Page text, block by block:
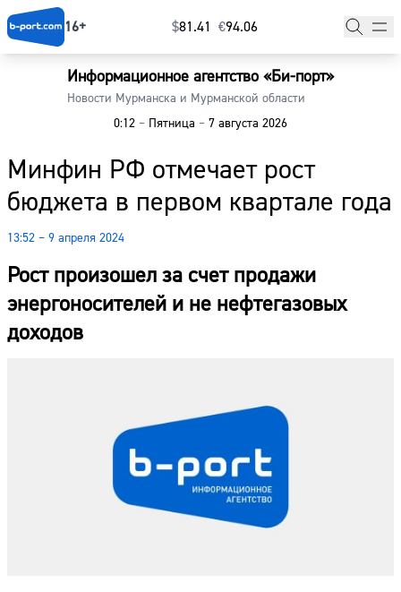
16+ $⁠81.41 €⁠94.06
Информационное агентство «Би-порт»
Новости Мурманска и Мурманской области
0:12 – Пятница – 7 августа 2026
Минфин РФ отмечает рост
бюджета в первом квартале года
13:52 – 9 апреля 2024
Рост произошел за счет продажи
энергоносителей и не нефтегазовых
доходов
Главная
Наши гости
Фоторепортажи
Погода
Курсы валют